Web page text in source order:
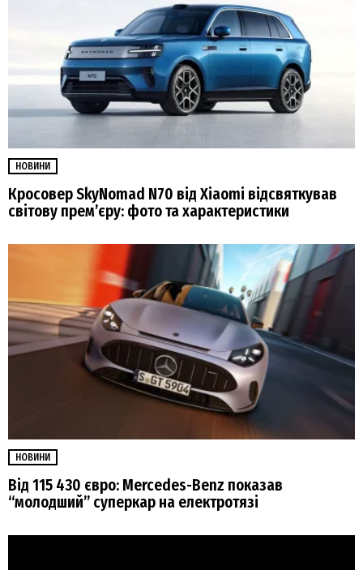
НОВИНИ
Кросовер SkyNomad N70 від Xiaomi відсвяткував
світову прем’єру: фото та характеристики
НОВИНИ
Від 115 430 євро: Mercedes-Benz показав
“молодший” суперкар на електротязі